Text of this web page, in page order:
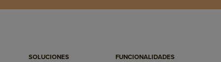
SOLUCIONES FUNCIONALIDADES